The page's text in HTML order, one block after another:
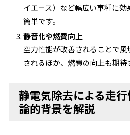
イエース）など幅広い車種に
簡単です。
静音化や燃費向上
空力性能が改善されることで
されるほか、燃費の向上も期待
静電気除去による走
論的背景を解説